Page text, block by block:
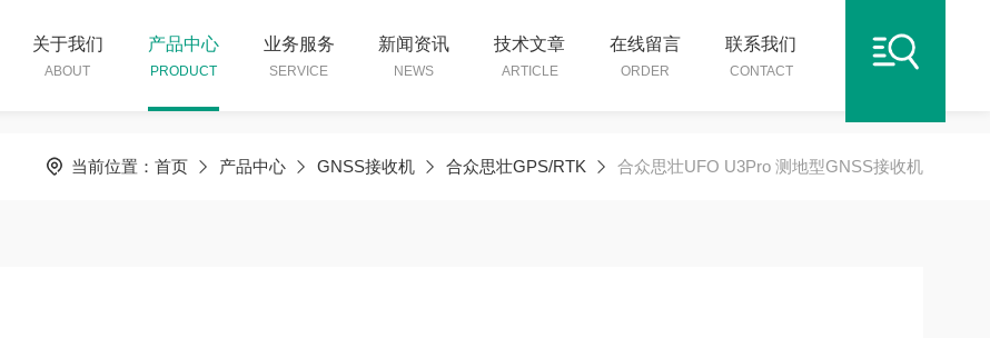
关于我们
ABOUT
产品中心
PRODUCT
业务服务
SERVICE
新闻资讯
NEWS
技术文章
ARTICLE
在线留言
ORDER
联系我们
CONTACT
当前位置： 首页 产品中心 GNSS接收机 合众思壮GPS/RTK 合众思壮UFO U3Pro 测地型GNSS接收机